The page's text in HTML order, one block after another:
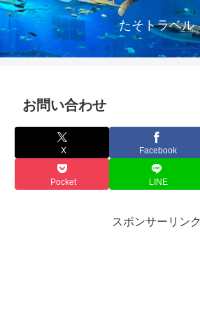
たそトラベル
お問い合わせ
X Facebook
Pocket LINE
スポンサーリンク